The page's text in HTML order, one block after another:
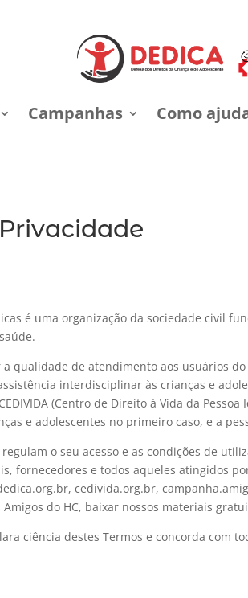
Campanhas Como
é uma organização da sociedade civil
qualidade de atendimento aos usuários
interdisciplinar às crianças e
(Centro de Direito à Vida da
e adolescentes no primeiro caso, e a
regulam o seu acesso e as condições de
fornecedores e todos aqueles atingidos
cedivida.org.br,
do HC, baixar nossos materiais
ciência destes Termos e concorda com